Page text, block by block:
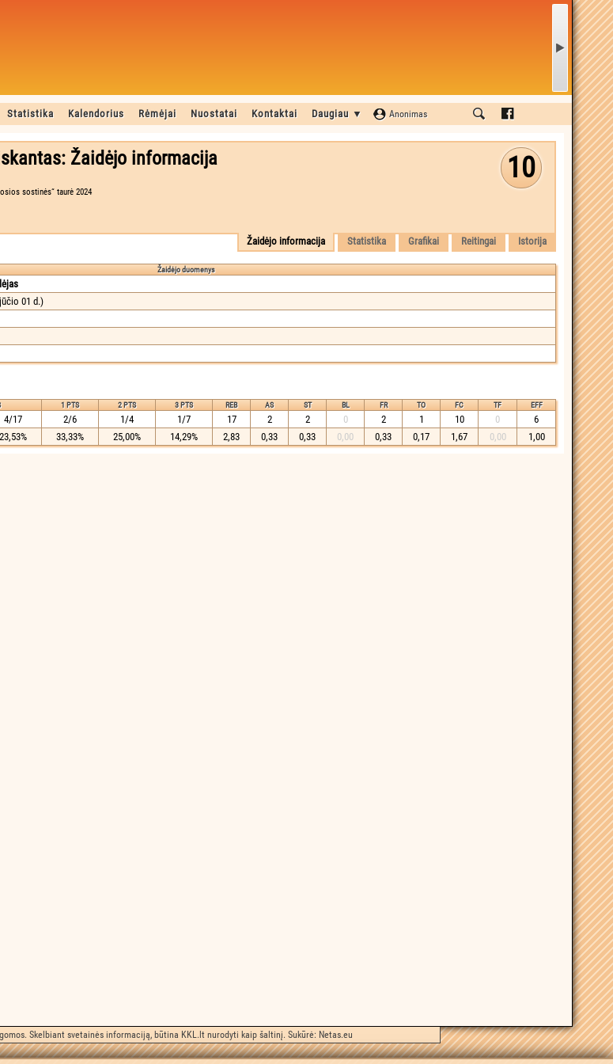
Statistika Kalendorius Rėmėjai Nuostatai Kontaktai Daugiau ▼ Anonimas
10
Žaidėjo informacija
sostinės“ taurė 2024
Žaidėjo informacija Statistika Grafikai Reitingai Istorija
Žaidėjo duomenys
01 d.)
1 PTS 2 PTS 3 PTS REB AS ST BL FR TO FC TF EFF
4/17 2/6 1/4 1/7 17 2 2 0 2 1 10 0
6
23,53% 33,33% 25,00% 14,29% 2,83 0,33 0,33 0,00 0,33 0,17 1,67 0,00 1,00
Skelbiant svetainės informaciją, būtina KKL.lt nurodyti kaip šaltinį. Sukūrė: Netas.eu